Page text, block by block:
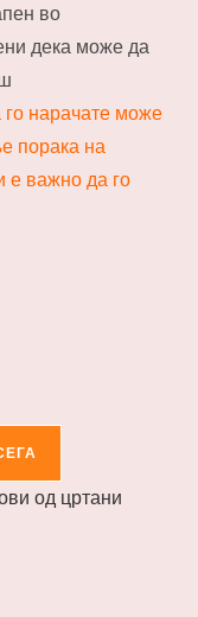
во
дека може да
го нарачате може
порака на
е важно да го
од цртани